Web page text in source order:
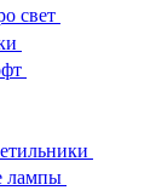
свет
лампы